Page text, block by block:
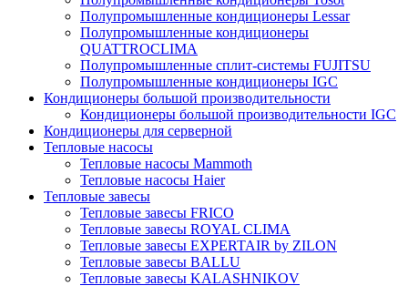
Полупромышленные кондиционеры Lessar
Полупромышленные кондиционеры
QUATTROCLIMA
Полупромышленные сплит-системы FUJITSU
Полупромышленные кондиционеры IGC
Кондиционеры большой производительности
Кондиционеры большой производительности IGC
Кондиционеры для серверной
Тепловые насосы
Тепловые насосы Mammoth
Тепловые насосы Haier
Тепловые завесы
Тепловые завесы FRICO
Тепловые завесы ROYAL CLIMA
Тепловые завесы EXPERTAIR by ZILON
Тепловые завесы BALLU
Тепловые завесы KALASHNIKOV